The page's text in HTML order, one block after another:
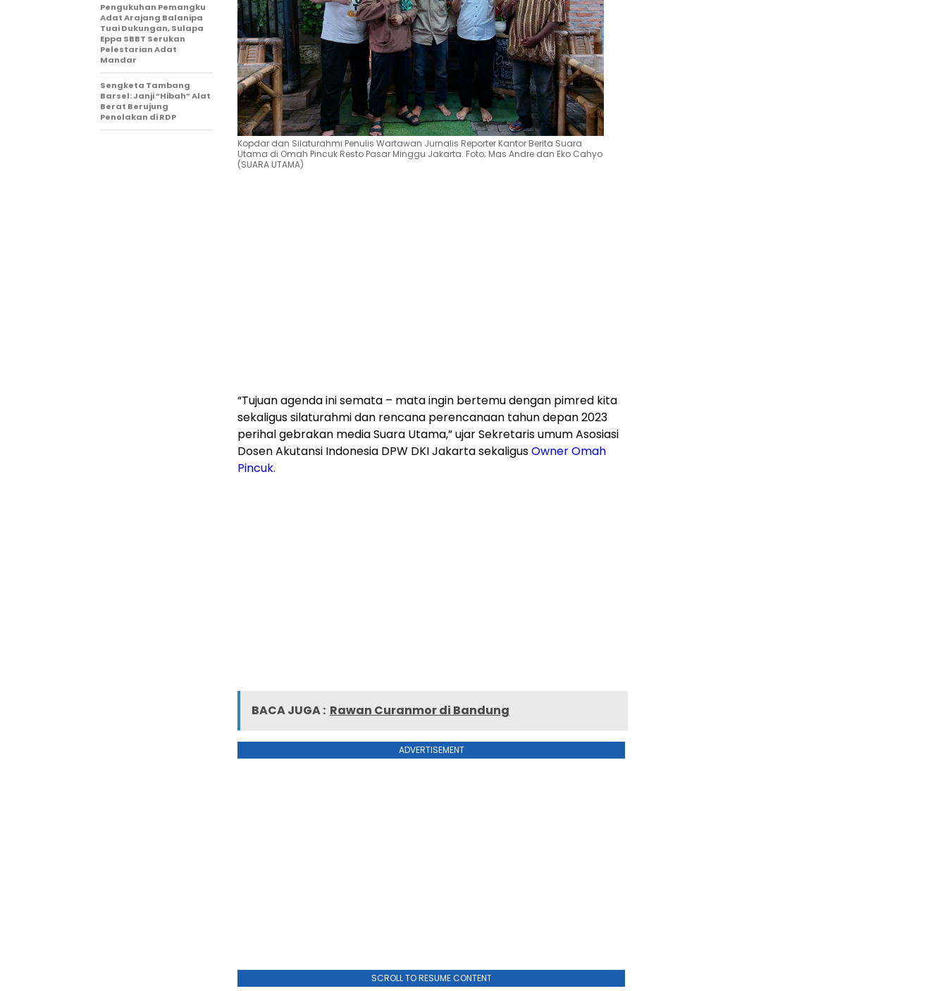
Kopdar dan Silaturahmi Penulis Wartawan Jurnalis Reporter Kantor Berita Suara
Utama di Omah Pincuk Resto Pasar Minggu Jakarta. Foto; Mas Andre dan Eko Cahyo
(SUARA UTAMA)
“Tujuan agenda ini semata – mata ingin bertemu dengan pimred kita
sekaligus silaturahmi dan rencana perencanaan tahun depan 2023
perihal gebrakan media Suara Utama,” ujar Sekretaris umum Asosiasi
Dosen Akutansi Indonesia DPW DKI Jakarta sekaligusOwner Omah
Pincuk.
BACA JUGA : Rawan Curanmor di Bandung
ADVERTISEMENT
SCROLL TO RESUME CONTENT
Pengukuhan Pemangku
Adat Arajang Balanipa
Tuai Dukungan, Sulapa
Eppa SBBT Serukan
Pelestarian Adat
Mandar
Sengketa Tambang
Barsel: Janji “Hibah” Alat
Berat Berujung
Penolakan di RDP